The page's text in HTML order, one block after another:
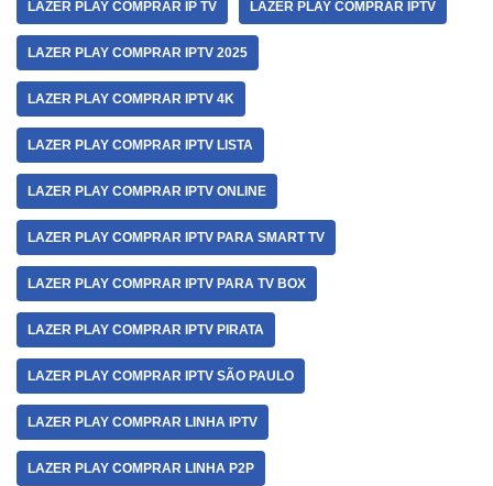
LAZER PLAY COMPRAR IP TV LAZER PLAY COMPRAR IPTV
LAZER PLAY COMPRAR IPTV 2025
LAZER PLAY COMPRAR IPTV 4K
LAZER PLAY COMPRAR IPTV LISTA
LAZER PLAY COMPRAR IPTV ONLINE
LAZER PLAY COMPRAR IPTV PARA SMART TV
LAZER PLAY COMPRAR IPTV PARA TV BOX
LAZER PLAY COMPRAR IPTV PIRATA
LAZER PLAY COMPRAR IPTV SÃO PAULO
LAZER PLAY COMPRAR LINHA IPTV
LAZER PLAY COMPRAR LINHA P2P